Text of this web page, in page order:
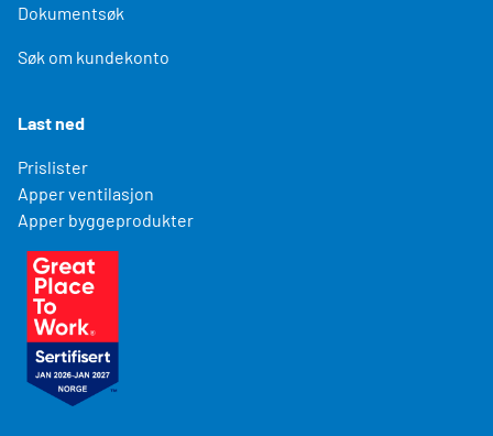
Dokumentsøk
Søk om kundekonto
Last ned
Prislister
Apper ventilasjon
Apper byggeprodukter